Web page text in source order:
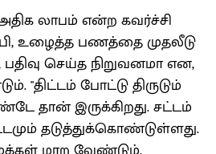
லாபம் என்ற கவர்ச்சி
உழைத்த பணத்தை முதலீடு
பதிவு செய்த நிறுவனமா என,
"திட்டம் போட்டு திருடும்
தான் இருக்கிறது. சட்டம்
தடுத்துக்கொண்டுள்ளது.